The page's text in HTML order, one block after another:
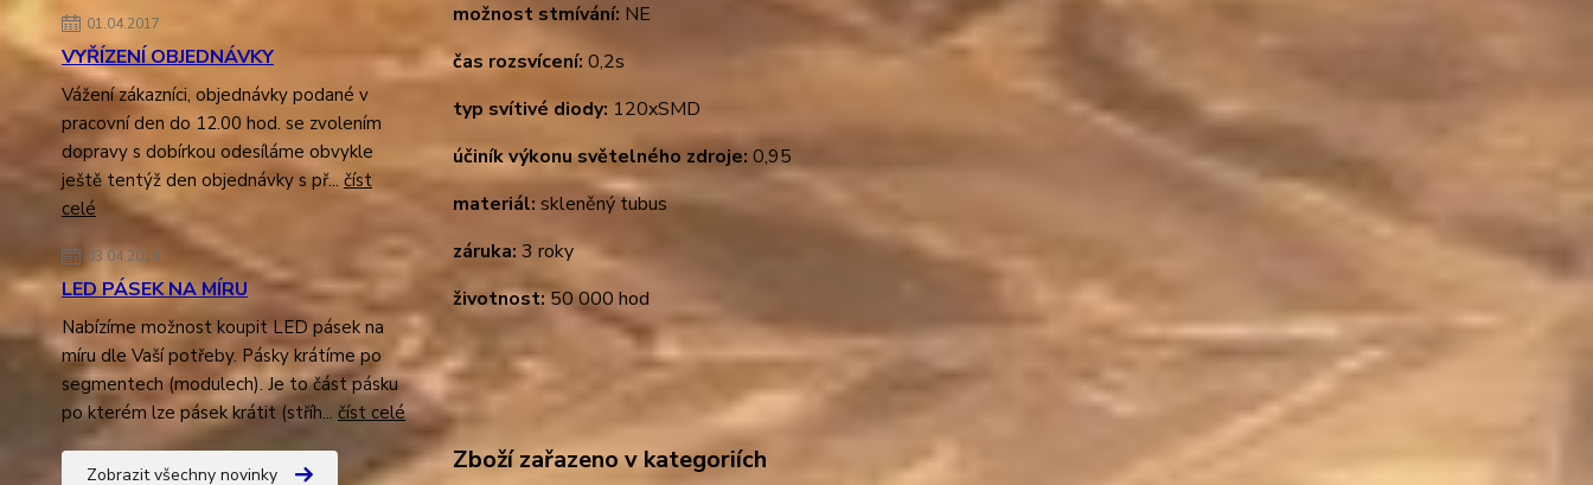
01.04.2017
VYŘÍZENÍ OBJEDNÁVKY
Vážení zákazníci, objednávky podané v
pracovní den do 12.00 hod. se zvolením
dopravy s dobírkou odesíláme obvykle
ještě tentýž den objednávky s př... číst
celé
03.04.2014
LED PÁSEK NA MÍRU
Nabízíme možnost koupit LED pásek na
míru dle Vaší potřeby. Pásky krátíme po
segmentech (modulech). Je to část pásku
po kterém lze pásek krátit (stříh... číst celé
Zobrazit všechny novinky
možnost stmívání: NE
čas rozsvícení: 0,2s
typ svítivé diody: 120xSMD
účiník výkonu světelného zdroje: 0,95
materiál: skleněný tubus
záruka: 3 roky
životnost:50 000 hod
Zboží zařazeno v kategoriích